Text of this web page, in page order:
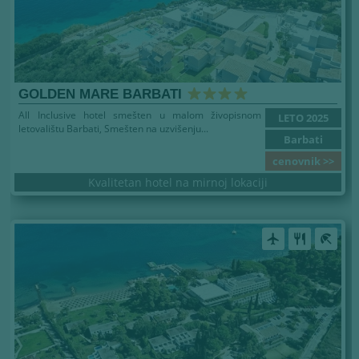
GOLDEN MARE BARBATI
LETO 2025
Barbati
cenovnik >>
All Inclusive hotel smešten u malom živopisnom
letovalištu Barbati, Smešten na uzvišenju...
Kvalitetan hotel na mirnoj lokaciji
airplanemode_active restaurant beach_access